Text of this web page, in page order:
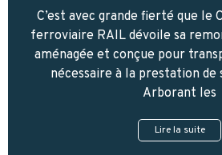
C’est avec grande fierté que le
ferroviaire RAIL dévoile sa
aménagée et conçue pour
nécessaire à la prestation de
Arborant les
Lire la suite